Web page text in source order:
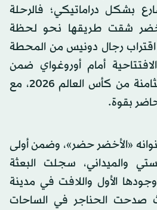
بشكل دراماتيكي؛ فالرحلة
شقت طريقها نحو لحظة
اقتراب رجال دونيس من المحطة
أمام أوروغواي ضمن
منافسات المجموعة الثامنة من كأس العالم 2026، مع
بقوة.
«الأخضر حضر»، وضمن أولى
والميداني، سجلت البعثة
الأول واللافت في مدينة
صدحت الحناجر في الساحات